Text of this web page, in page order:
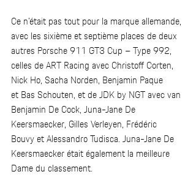
Ce n’était pas tout pour la marque allemande,
avec les sixième et septième places de deux
autres Porsche 911 GT3 Cup – Type 992,
celles de ART Racing avec Christoff Corten,
Nick Ho, Sacha Norden, Benjamin Paque
et Bas Schouten, et de JDK by NGT avec van
Benjamin De Cock, Juna-Jane De
Keersmaecker, Gilles Verleyen, Frédéric
Bouvy et Alessandro Tudisca. Juna-Jane De
Keersmaecker était également la meilleure
Dame du classement.